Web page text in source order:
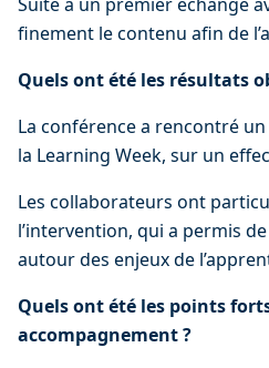
finement le contenu afin de
Quels ont été les résultats
La conférence a rencontré un
la Learning Week, sur un
Les collaborateurs ont
l’intervention, qui a permis
autour des enjeux de
Quels ont été les points
accompagnement ?